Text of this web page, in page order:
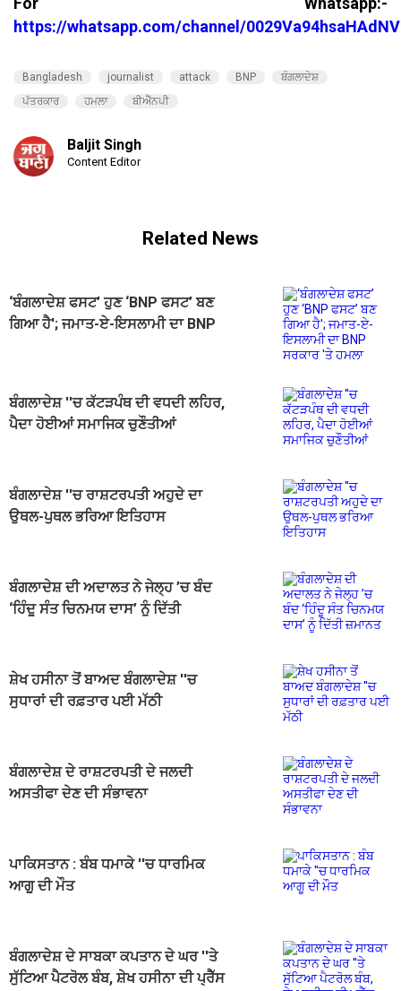
https://whatsapp.com/channel/
Bangladesh journalist attack BNP
ਬੰਗਲਾਦੇਸ਼
ਪੱਤਰਕਾਰ
ਹਮਲਾ ਬੀਐੱਨਪੀ
Baljit Singh
Content Editor
Related News
‘ਬੰਗਲਾਦੇਸ਼ ਫਸਟ’ ਹੁਣ ‘BNP ਫਸਟ’ ਬਣ
ਗਿਆ ਹੈ'; ਜਮਾਤ-ਏ-ਇਸਲਾਮੀ ਦਾ BNP
ਬੰਗਲਾਦੇਸ਼ ''ਚ ਕੱਟੜਪੰਥ ਦੀ ਵਧਦੀ ਲਹਿਰ,
ਪੈਦਾ ਹੋਈਆਂ ਸਮਾਜਿਕ ਚੁਣੌਤੀਆਂ
ਬੰਗਲਾਦੇਸ਼ ''ਚ ਰਾਸ਼ਟਰਪਤੀ ਅਹੁਦੇ ਦਾ
ਉਥਲ-ਪੁਥਲ ਭਰਿਆ ਇਤਿਹਾਸ
ਬੰਗਲਾਦੇਸ਼ ਦੀ ਅਦਾਲਤ ਨੇ ਜੇਲ੍ਹ ’ਚ ਬੰਦ
‘ਹਿੰਦੂ ਸੰਤ ਚਿਨਮਯ ਦਾਸ’ ਨੂੰ ਦਿੱਤੀ
ਸ਼ੇਖ ਹਸੀਨਾ ਤੋਂ ਬਾਅਦ ਬੰਗਲਾਦੇਸ਼ ''ਚ
ਸੁਧਾਰਾਂ ਦੀ ਰਫ਼ਤਾਰ ਪਈ ਮੱਠੀ
ਬੰਗਲਾਦੇਸ਼ ਦੇ ਰਾਸ਼ਟਰਪਤੀ ਦੇ ਜਲਦੀ
ਅਸਤੀਫਾ ਦੇਣ ਦੀ ਸੰਭਾਵਨਾ
ਪਾਕਿਸਤਾਨ : ਬੰਬ ਧਮਾਕੇ ''ਚ ਧਾਰਮਿਕ
ਆਗੂ ਦੀ ਮੌਤ
ਬੰਗਲਾਦੇਸ਼ ਦੇ ਸਾਬਕਾ ਕਪਤਾਨ ਦੇ ਘਰ ''ਤੇ
ਸੁੱਟਿਆ ਪੈਟਰੋਲ ਬੰਬ, ਸ਼ੇਖ ਹਸੀਨਾ ਦੀ ਪ੍ਰੈੱਸ